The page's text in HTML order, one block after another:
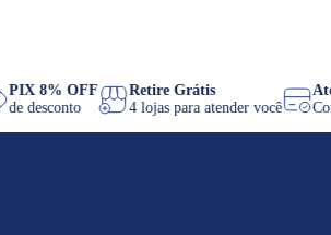
PIX 8% OFF
de desconto
Retire Grátis
4 lojas para atender você